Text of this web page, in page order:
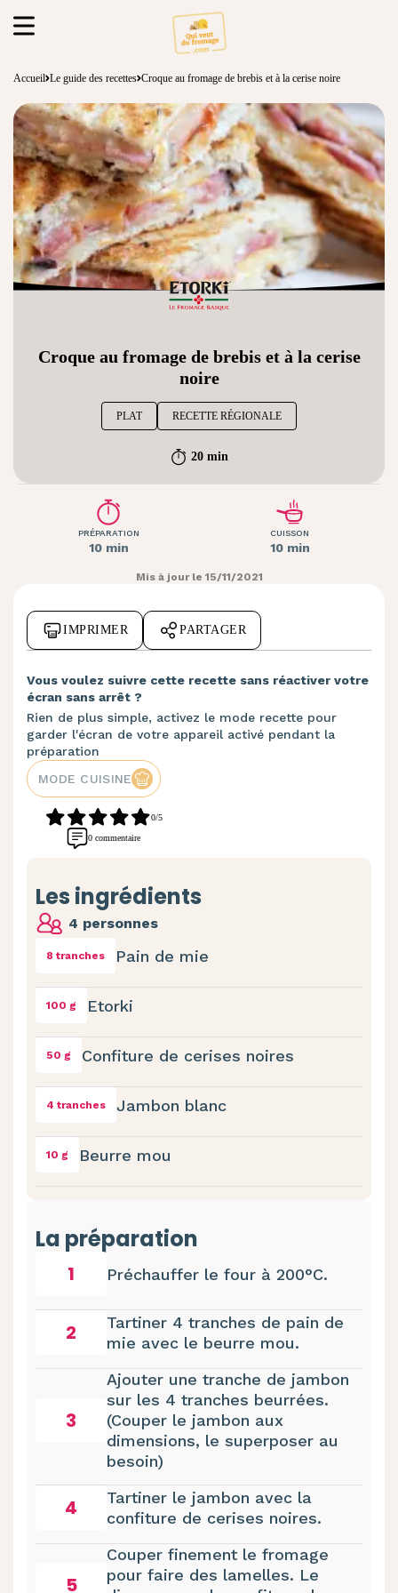
Accueil Le guide des recettes Croque au fromage de brebis et à la cerise noire
Croque au fromage de brebis et à la cerise
noire
PLAT RECETTE RÉGIONALE
20 min
PRÉPARATION
10 min
CUISSON
10 min
Mis à jour le 15/11/2021
IMPRIMER PARTAGER
Vous voulez suivre cette recette sans réactiver votre
écran sans arrêt ?
Rien de plus simple, activez le mode recette pour
garder l'écran de votre appareil activé pendant la
préparation
MODE CUISINE
0/5
0 commentaire
Les ingrédients
4 personnes
8 tranches Pain de mie
100 g Etorki
50 g Confiture de cerises noires
4 tranches Jambon blanc
10 g Beurre mou
La préparation
1 Préchauffer le four à 200°C.
2
Tartiner 4 tranches de pain de
mie avec le beurre mou.
3
Ajouter une tranche de jambon
sur les 4 tranches beurrées.
(Couper le jambon aux
dimensions, le superposer au
besoin)
4
Tartiner le jambon avec la
confiture de cerises noires.
5
Couper finement le fromage
pour faire des lamelles. Le